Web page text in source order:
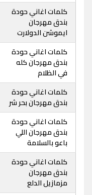
كلمات اغاني حودة
بندق مهرجان
ايموشن الدولارت
كلمات اغاني حودة
بندق مهرجان كله
في الظلام
كلمات اغاني حودة
بندق مهرجان بحر شر
كلمات اغاني حودة
بندق مهرجان اللي
باعو بالسلامة
كلمات اغاني حودة
بندق مهرجان
مزمازيل الدلع